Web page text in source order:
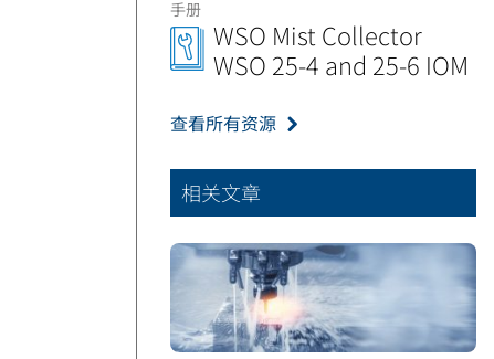
手册
WSO Mist Collector
WSO 25-4 and 25-6 IOM
查看所有资源
相关文章